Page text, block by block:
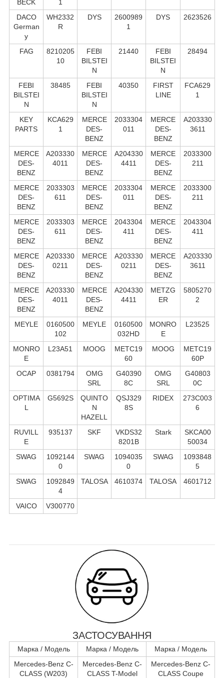
BECK
1
DACO
German
y
WH2332
R
DYS
2600989
1
DYS 2623526
FAG
8210205
10
FEBI
BILSTEI
N
21440
FEBI
BILSTEI
N
28494
FEBI
BILSTEI
N
38485
FEBI
BILSTEI
N
40350
FIRST
LINE
FCA629
1
KEY
PARTS
KCA629
1
MERCE
DES-
BENZ
2033304
011
MERCE
DES-
BENZ
A203330
3611
MERCE
DES-
BENZ
A203330
4011
MERCE
DES-
BENZ
A204330
4411
MERCE
DES-
BENZ
2033300
211
MERCE
DES-
BENZ
2033303
611
MERCE
DES-
BENZ
2033304
011
MERCE
DES-
BENZ
2033300
211
MERCE
DES-
BENZ
2033303
611
MERCE
DES-
BENZ
2043304
411
MERCE
DES-
BENZ
2043304
411
MERCE
DES-
BENZ
A203330
0211
MERCE
DES-
BENZ
A203330
0211
MERCE
DES-
BENZ
A203330
3611
MERCE
DES-
BENZ
A203330
4011
MERCE
DES-
BENZ
A204330
4411
METZG
ER
5805270
2
MEYLE
0160500
102
MEYLE
0160500
032HD
MONRO
E
L23525
MONRO
E
L23A51 MOOG
METC19
60
MOOG
METC19
60P
OCAP
0381794
OMG
SRL
G40390
8C
OMG
SRL
G40803
0C
OPTIMA
L
G5692S
QUINTO
N
HAZELL
QSJ329
8S
RIDEX
273C003
6
RUVILL
E
935137 SKF
VKDS32
8201B
Stark
SKCA00
50034
SWAG
1092144
0
SWAG
1094035
0
SWAG
1093848
5
SWAG
1092849
4
TALOSA 4610374 TALOSA 4601712
VAICO V300770
ЗАСТОСУВАННЯ
Марка / Модель Марка / Модель
Марка / Модель
Mercedes-Benz C-
CLASS (W203)
Mercedes-Benz C-
CLASS T-Model
Mercedes-Benz C-
CLASS Coupe